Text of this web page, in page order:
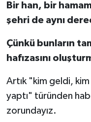
Bir han, bir
şehri de aynı
Çünkü bunların
hafızasını
Artık "kim geldi,
yaptı" türünden
zorundayız.